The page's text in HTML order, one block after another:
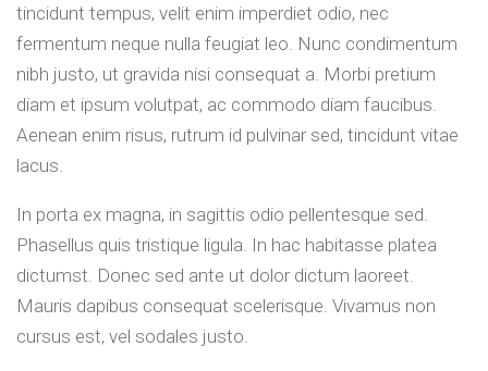
tincidunt tempus, velit enim imperdiet odio, nec
fermentum neque nulla feugiat leo. Nunc condimentum
nibh justo, ut gravida nisi consequat a. Morbi pretium
diam et ipsum volutpat, ac commodo diam faucibus.
Aenean enim risus, rutrum id pulvinar sed, tincidunt vitae
lacus.
In porta ex magna, in sagittis odio pellentesque sed.
Phasellus quis tristique ligula. In hac habitasse platea
dictumst. Donec sed ante ut dolor dictum laoreet.
Mauris dapibus consequat scelerisque. Vivamus non
cursus est, vel sodales justo.